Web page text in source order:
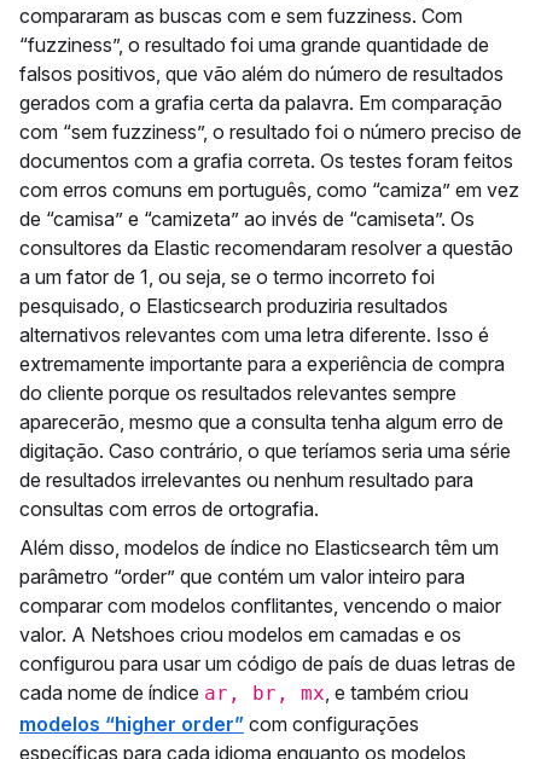
compararam as buscas com e sem fuzziness. Com
“fuzziness”, o resultado foi uma grande quantidade de
falsos positivos, que vão além do número de resultados
gerados com a grafia certa da palavra. Em comparação
com “sem fuzziness”, o resultado foi o número preciso de
documentos com a grafia correta. Os testes foram feitos
com erros comuns em português, como “camiza” em vez
de “camisa” e “camizeta” ao invés de “camiseta”. Os
consultores da Elastic recomendaram resolver a questão
a um fator de 1, ou seja, se o termo incorreto foi
pesquisado, o Elasticsearch produziria resultados
alternativos relevantes com uma letra diferente. Isso é
extremamente importante para a experiência de compra
do cliente porque os resultados relevantes sempre
aparecerão, mesmo que a consulta tenha algum erro de
digitação. Caso contrário, o que teríamos seria uma série
de resultados irrelevantes ou nenhum resultado para
consultas com erros de ortografia.
Além disso, modelos de índice no Elasticsearch têm um
parâmetro “order” que contém um valor inteiro para
comparar com modelos conflitantes, vencendo o maior
valor. A Netshoes criou modelos em camadas e os
configurou para usar um código de país de duas letras de
cada nome de índice ar, br, mx , e também criou
modelos “higher order” com configurações
específicas para cada idioma enquanto os modelos